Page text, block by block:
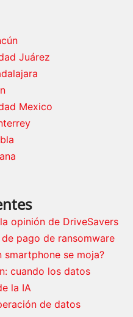
Juárez
Mexico
opinión de DriveSavers
pago de ransomware
smartphone se moja?
cuando los datos
la IA
de datos